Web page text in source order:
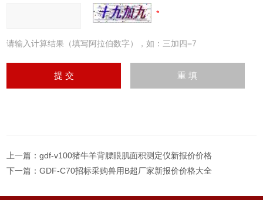
请输入计算结果（填写阿拉伯数字），如：三加四=7
上一篇：gdf-v100猪牛羊背膘眼肌面积测定仪新报价价格
下一篇：GDF-C70招标采购兽用B超厂家新报价价格大全